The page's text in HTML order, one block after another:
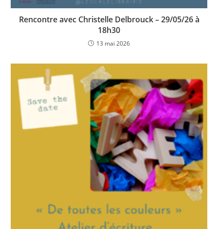
Rencontre avec Christelle Delbrouck – 29/05/26 à
18h30
13 mai 2026